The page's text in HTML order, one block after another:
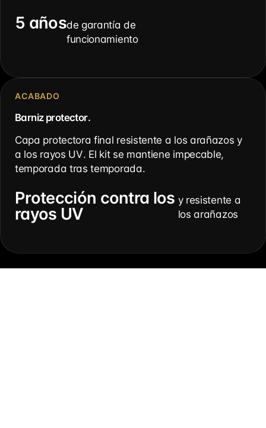
5 añosde garantía de
funcionamiento
ACABADO
Barniz protector.
Capa protectora final resistente a los arañazos y
a los rayos UV. El kit se mantiene impecable,
temporada tras temporada.
Protección contra los
rayos UV
y resistente a
los arañazos